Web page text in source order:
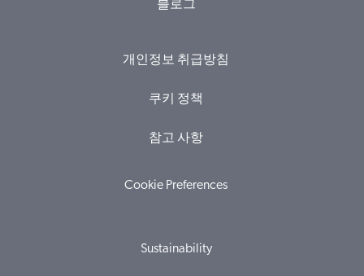
블로그
개인정보 취급방침
쿠키 정책
참고 사항
Cookie Preferences
Sustainability